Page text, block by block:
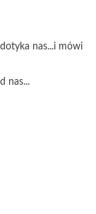
nas...i mówi
nas...